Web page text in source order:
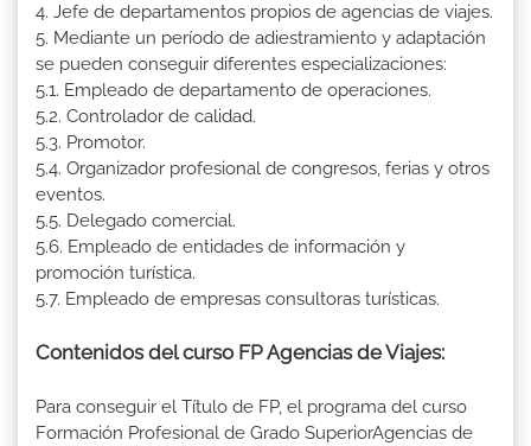
4. Jefe de departamentos propios de agencias de viajes.
5. Mediante un período de adiestramiento y adaptación
se pueden conseguir diferentes especializaciones:
5.1. Empleado de departamento de operaciones.
5.2. Controlador de calidad.
5.3. Promotor.
5.4. Organizador profesional de congresos, ferias y otros
eventos.
5.5. Delegado comercial.
5.6. Empleado de entidades de información y
promoción turística.
5.7. Empleado de empresas consultoras turísticas.
Contenidos del curso FP Agencias de Viajes:
Para conseguir el Título de FP, el programa del curso
Formación Profesional de Grado SuperiorAgencias de